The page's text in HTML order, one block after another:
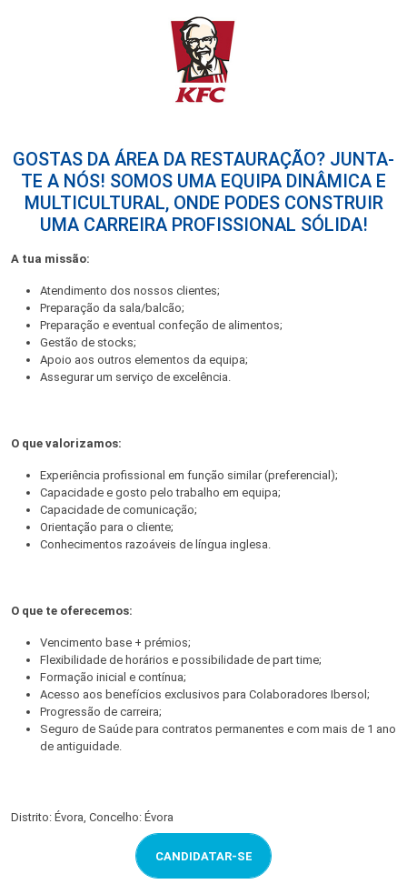
GOSTAS DA ÁREA DA RESTAURAÇÃO? JUNTA-
TE A NÓS! SOMOS UMA EQUIPA DINÂMICA E
MULTICULTURAL, ONDE PODES CONSTRUIR
UMA CARREIRA PROFISSIONAL SÓLIDA!
A tua missão:
Atendimento dos nossos clientes;
Preparação da sala/balcão;
Preparação e eventual confeção de alimentos;
Gestão de stocks;
Apoio aos outros elementos da equipa;
Assegurar um serviço de excelência.
O que valorizamos:
Experiência profissional em função similar (preferencial);
Capacidade e gosto pelo trabalho em equipa;
Capacidade de comunicação;
Orientação para o cliente;
Conhecimentos razoáveis de língua inglesa.
O que te oferecemos:
Vencimento base + prémios;
Flexibilidade de horários e possibilidade de part time;
Formação inicial e contínua;
Acesso aos benefícios exclusivos para Colaboradores Ibersol;
Progressão de carreira;
Seguro de Saúde para contratos permanentes e com mais de 1 ano
de antiguidade.
Distrito: Évora, Concelho: Évora
CANDIDATAR-SE